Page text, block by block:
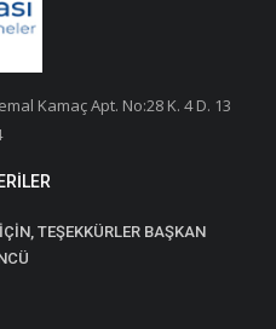
Kamaç Apt. No:28 K. 4 D. 13
TEŞEKKÜRLER BAŞKAN